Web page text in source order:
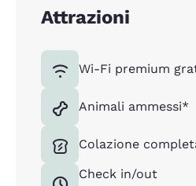
Attrazioni
Wi-Fi premium
Animali ammessi*
Colazione
Check in/out